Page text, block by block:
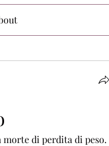
di perdita di peso.